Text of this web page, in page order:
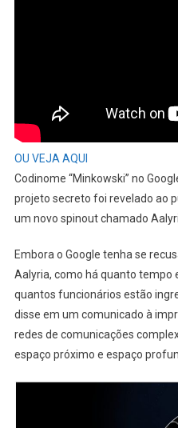
OU VEJA AQUI
Codinome “Minkowski” no
projeto secreto foi revelado ao
um novo spinout chamado
Embora o Google tenha se
Aalyria, como há quanto tempo
quantos funcionários estão
disse em um comunicado à
redes de comunicações
espaço próximo e espaço